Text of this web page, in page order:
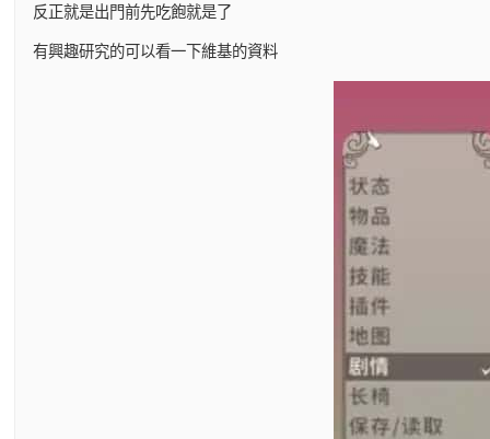
反正就是出門前先吃飽就是了
有興趣研究的可以看一下維基的資料